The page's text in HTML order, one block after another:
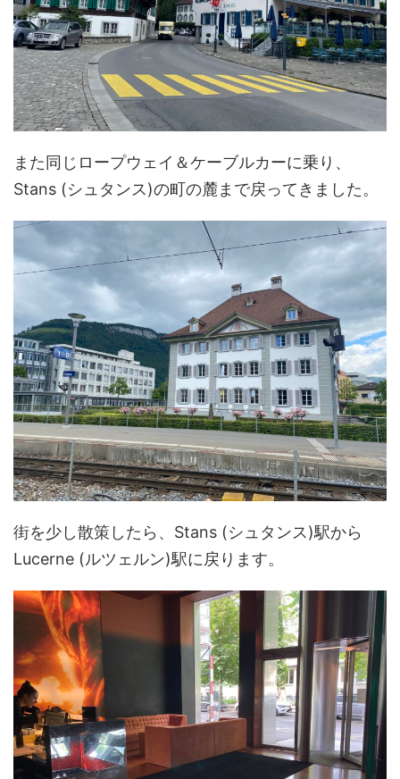
また同じロープウェイ＆ケーブルカーに乗り、
Stans (シュタンス)の町の麓まで戻ってきました。
街を少し散策したら、Stans (シュタンス)駅から
Lucerne (ルツェルン)駅に戻ります。